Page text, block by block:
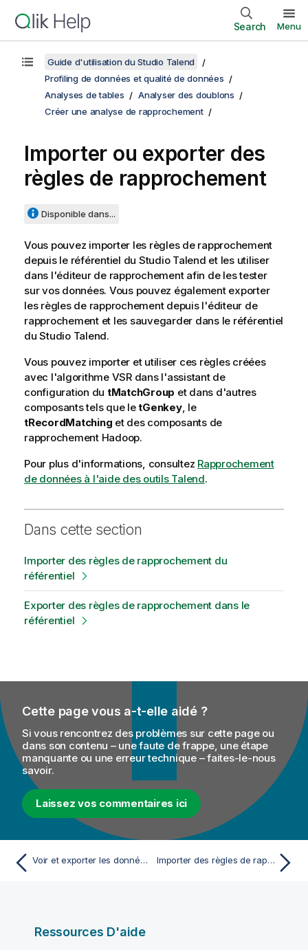
Search Menu
Guide d'utilisation du Studio Talend
Profiling de données et qualité de données
Analyses de tables
Analyser des doublons
Créer une analyse de rapprochement
Importer ou exporter des
règles de rapprochement
Disponible dans...
Vous pouvez importer les règles de rapprochement
depuis le référentiel du Studio Talend et les utiliser
dans l'éditeur de rapprochement afin de les tester
sur vos données. Vous pouvez également exporter
les règles de rapprochement depuis l'éditeur de
rapprochement et les sauvegarder dans le référentiel
duStudio Talend.
Vous pouvez importer et utiliser ces règles créées
avec l'algorithme VSR dans l'assistant de
configuration du tMatchGroup et dans d'autres
composants tels que letGenkey, le
tRecordMatching et des composants de
rapprochement Hadoop.
Pour plus d'informations, consultez Rapprochement
de données à l'aide des outils Talend.
Dans cette section
Importer des règles de rapprochement du
référentiel
Exporter des règles de rapprochement dans le
référentiel
Cette page vous a-t-elle aidé ?
Si vous rencontrez des problèmes sur cette page ou
dans son contenu – une faute de frappe, une étape
manquante ou une erreur technique – faites-le-nous
savoir.
Laissez vos commentaires ici
Voir et exporter les données analysées Importer des règles de rapprochement du référentiel
Ressources D'aide